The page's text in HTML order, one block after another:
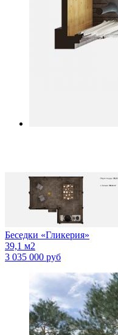
Беседки «Гликерия»
39,1 м2
3 035 000 руб